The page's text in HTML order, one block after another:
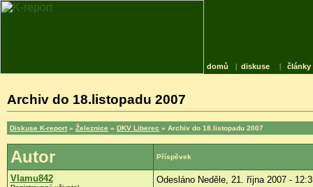
domů | diskuse | články
Archiv do 18.listopadu 2007
Diskuse K-report » Železnice » DKV Liberec » Archiv do 18.listopadu 2007
Autor Příspěvek
Vlamu842 Odesláno Neděle, 21. října 2007 -